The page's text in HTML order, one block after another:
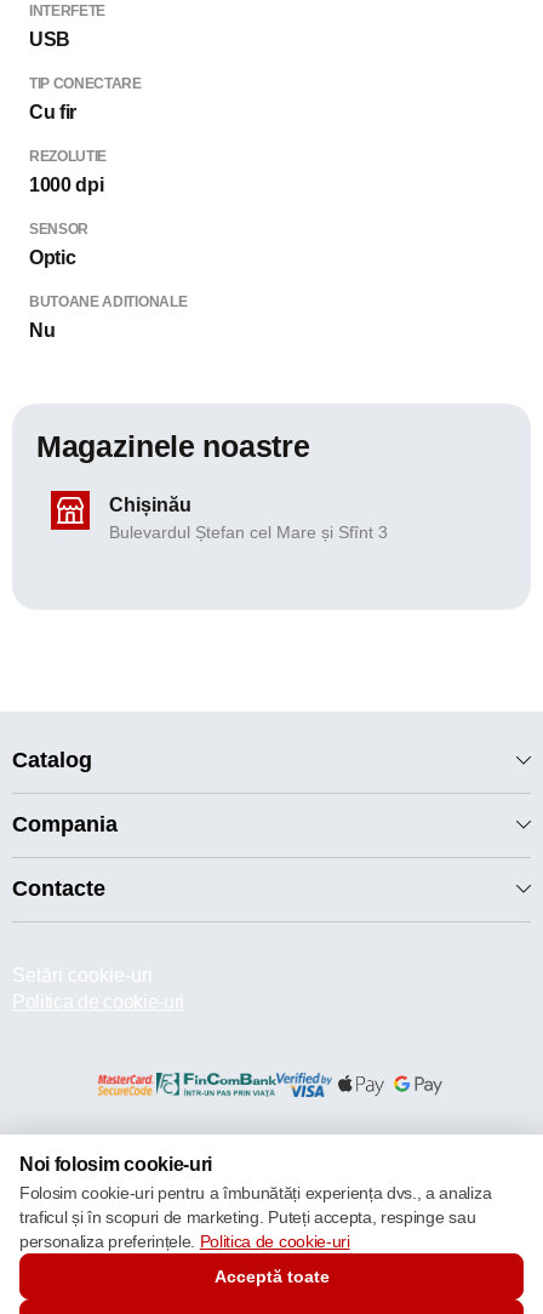
INTERFETE
USB
TIP CONECTARE
Cu fir
REZOLUTIE
1000 dpi
SENSOR
Optic
BUTOANE ADITIONALE
Nu
Magazinele noastre
Chișinău
Bulevardul Ștefan cel Mare și Sfînt 3
Catalog
Compania
Contacte
Setări cookie-uri
Politica de cookie-uri
Noi folosim cookie-uri
Folosim cookie-uri pentru a îmbunătăți experiența dvs., a analiza
traficul și în scopuri de marketing. Puteți accepta, respinge sau
personaliza preferințele. Politica de cookie-uri
Acceptă toate